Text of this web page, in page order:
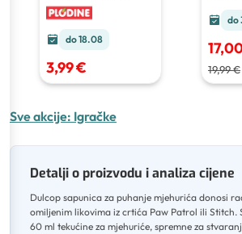
do 18.08
3,99 €
do
19,99 €
Sve akcije: Igračke
Detalji o proizvodu i analiza cijene
Dulcop sapunica za puhanje mjehurića donosi
omiljenim likovima iz crtića Paw Patrol ili Stitch.
60 ml tekućine za mjehuriće, spremne za